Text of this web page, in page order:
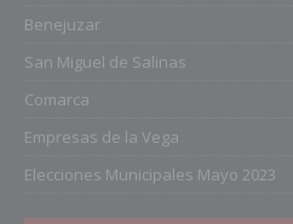
Benejuzar
San Miguel de Salinas
Comarca
Empresas de la Vega
Elecciones Municipales Mayo 2023